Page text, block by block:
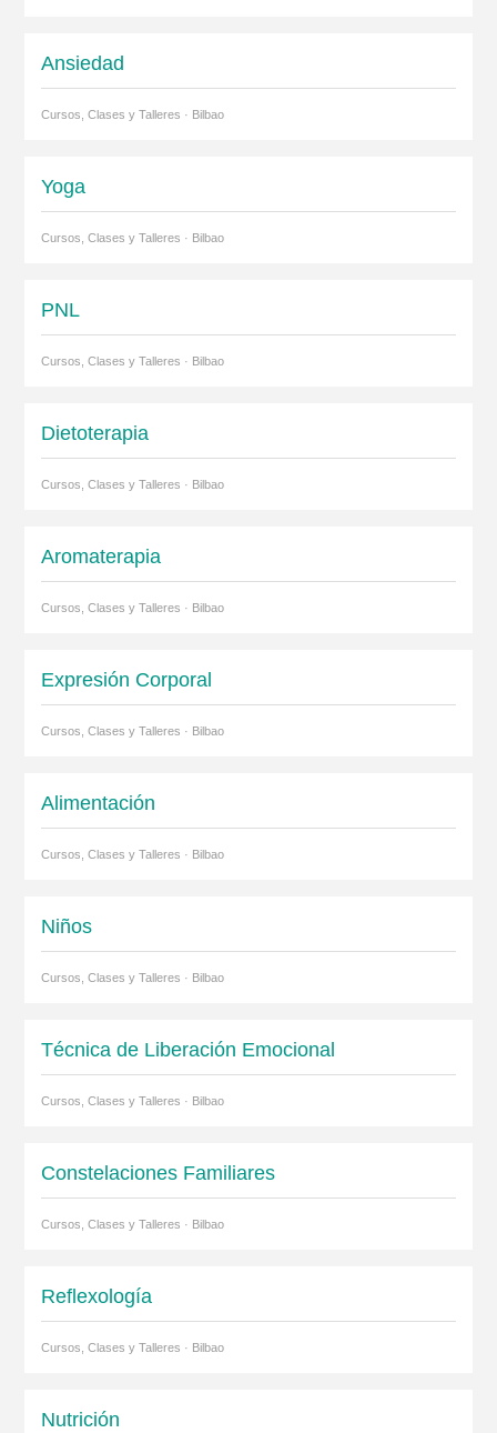
Ansiedad
Cursos, Clases y Talleres · Bilbao
Yoga
Cursos, Clases y Talleres · Bilbao
PNL
Cursos, Clases y Talleres · Bilbao
Dietoterapia
Cursos, Clases y Talleres · Bilbao
Aromaterapia
Cursos, Clases y Talleres · Bilbao
Expresión Corporal
Cursos, Clases y Talleres · Bilbao
Alimentación
Cursos, Clases y Talleres · Bilbao
Niños
Cursos, Clases y Talleres · Bilbao
Técnica de Liberación Emocional
Cursos, Clases y Talleres · Bilbao
Constelaciones Familiares
Cursos, Clases y Talleres · Bilbao
Reflexología
Cursos, Clases y Talleres · Bilbao
Nutrición